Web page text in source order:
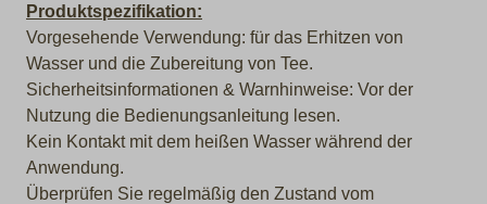
Produktspezifikation:
Vorgesehende Verwendung: für das Erhitzen von
Wasser und die Zubereitung von Tee.
Sicherheitsinformationen & Warnhinweise: Vor der
Nutzung die Bedienungsanleitung lesen.
Kein Kontakt mit dem heißen Wasser während der
Anwendung.
Überprüfen Sie regelmäßig den Zustand vom